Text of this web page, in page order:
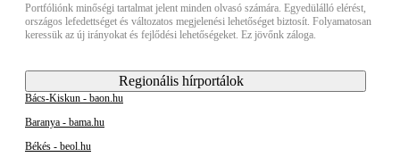
Portfóliónk minőségi tartalmat jelent minden olvasó számára. Egyedülálló elérést,
országos lefedettséget és változatos megjelenési lehetőséget biztosít. Folyamatosan
keressük az új irányokat és fejlődési lehetőségeket. Ez jövőnk záloga.
Regionális hírportálok
Bács-Kiskun - baon.hu
Baranya - bama.hu
Békés - beol.hu